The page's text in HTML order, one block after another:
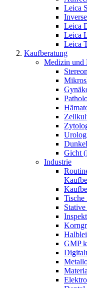
Leica
Leica
Leica
Leica
Kaufberatung
Medizin und
Gicht
Industrie
Tische
GMP